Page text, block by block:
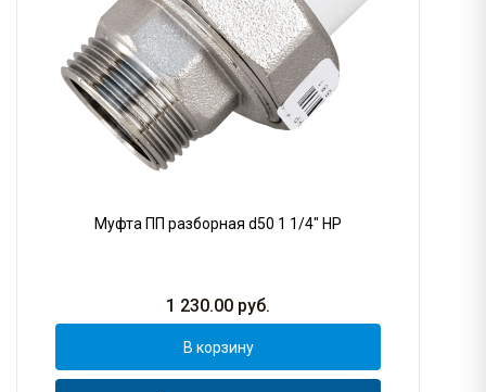
Муфта ПП разборная d50 1 1/4" НР
1 230.00 руб.
В корзину